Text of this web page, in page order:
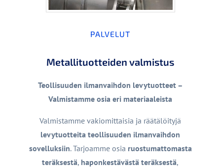
PALVELUT
Metallituotteiden valmistus
Teollisuuden ilmanvaihdon levytuotteet –
Valmistamme osia eri materiaaleista
Valmistamme vakiomittaisia ja räätälöityjä
levytuotteita teollisuuden ilmanvaihdon
sovelluksiin. Tarjoamme osia ruostumattomasta
teräksestä, haponkestävästä teräksestä,